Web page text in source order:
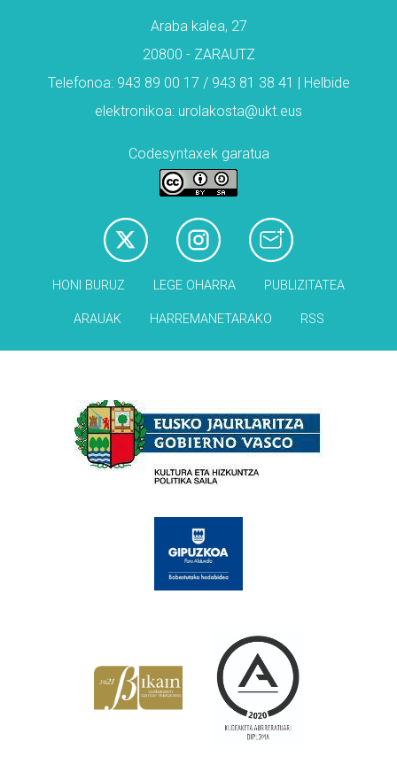
Araba kalea, 27
20800 - ZARAUTZ
Telefonoa: 943 89 00 17 / 943 81 38 41 | Helbide
elektronikoa: urolakosta@ukt.eus
Codesyntaxek garatua
HONI BURUZ LEGE OHARRA PUBLIZITATEA
ARAUAK HARREMANETARAKO RSS